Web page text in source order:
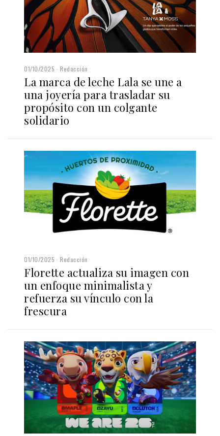
01/10/2025 Redacción
La marca de leche Lala se une a
una joyería para trasladar su
propósito con un colgante
solidario
01/10/2025 Redacción
Florette actualiza su imagen con
un enfoque minimalista y
refuerza su vínculo con la
frescura